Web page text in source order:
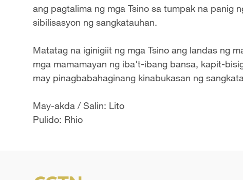
ang pagtalima ng mga Tsino sa tumpak na panig
sibilisasyon ng sangkatauhan.
Matatag na iginigiit ng mga Tsino ang landas ng
mga mamamayan ng iba't-ibang bansa, kapit-
may pinagbabahaginang kinabukasan ng
May-akda / Salin: Lito
Pulido: Rhio